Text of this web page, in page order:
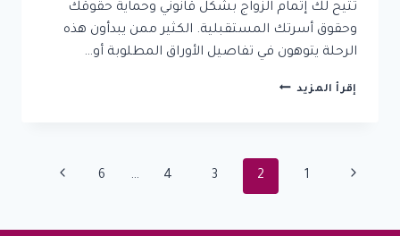
تتيح لك إتمام الزواج بشكل قانوني وحماية حقوقك
وحقوق أسرتك المستقبلية. الكثير ممن يبدأون هذه
الرحلة يتوهون في تفاصيل الأوراق المطلوبة أو…
إقرأ المزيد تعرف
تصريح
وابدأ
تنقل
الصفحة 1
2
3
4
…
6 الصفحة